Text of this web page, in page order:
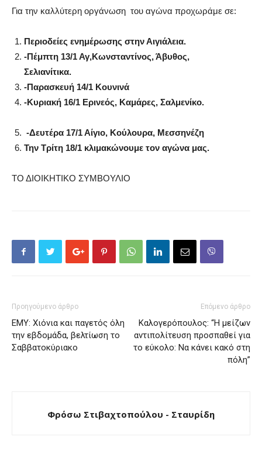
Για την καλλύτερη οργάνωση του αγώνα προχωράμε σε:
Περιοδείες ενημέρωσης στην Αιγιάλεια.
-Πέμπτη 13/1 Αγ,Κωνσταντίνος, Άβυθος,
Σελιανίτικα.
-Παρασκευή 14/1 Κουνινά
-Κυριακή 16/1 Ερινεός, Καμάρες, Σαλμενίκο.
-Δευτέρα 17/1 Αίγιο, Κούλουρα, Μεσσηνέζη
Την Τρίτη 18/1 κλιμακώνουμε τον αγώνα μας.
ΤΟ ΔΙΟΙΚΗΤΙΚΟ ΣΥΜΒΟΥΛΙΟ
Προηγούμενο άρθρο
ΕΜΥ: Χιόνια και παγετός όλη
την εβδομάδα, βελτίωση το
Σαββατοκύριακο
Επόμενο άρθρο
Καλογερόπουλος: “Η μείζων
αντιπολίτευση προσπαθεί για
το εύκολο: Να κάνει κακό στη
πόλη”
Φρόσω Στιβαχτοπούλου - Σταυρίδη